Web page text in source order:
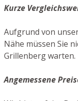
Kurze
Aufgrund von
Nähe müssen Sie
Grillenberg warten.
Angemessene